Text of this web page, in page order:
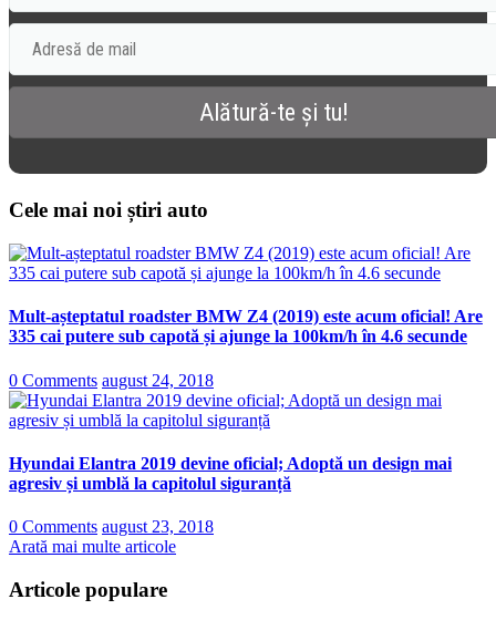
Cele mai noi știri auto
Mult-așteptatul roadster BMW Z4 (2019) este acum oficial! Are
335 cai putere sub capotă și ajunge la 100km/h în 4.6 secunde
0 Comments august 24, 2018
Hyundai Elantra 2019 devine oficial; Adoptă un design mai
agresiv și umblă la capitolul siguranță
0 Comments august 23, 2018
Arată mai multe articole
Articole populare